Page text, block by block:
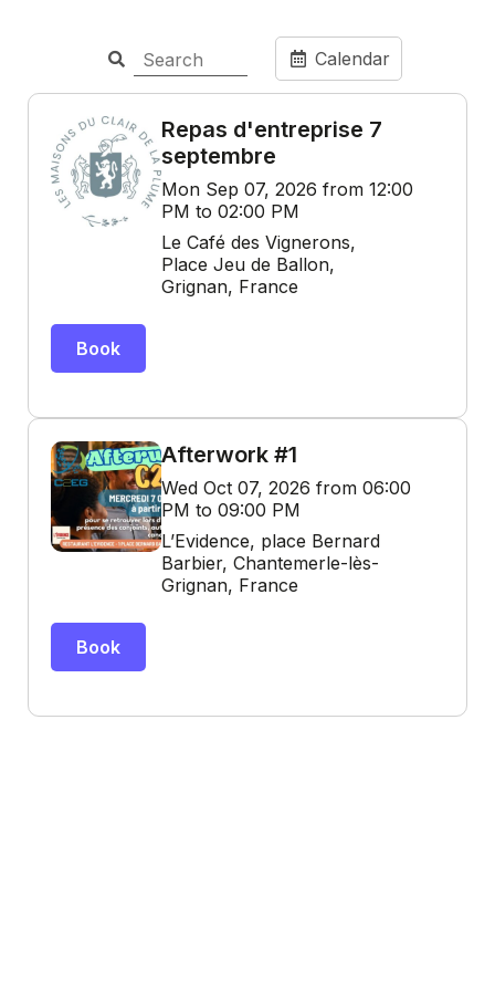
Calendar
Repas d'entreprise 7
septembre
Mon Sep 07, 2026 from 12:00
PM to 02:00 PM
Le Café des Vignerons,
Place Jeu de Ballon,
Grignan, France
Book
Afterwork #1
Wed Oct 07, 2026 from 06:00
PM to 09:00 PM
L’Evidence, place Bernard
Barbier, Chantemerle-lès-
Grignan, France
Book